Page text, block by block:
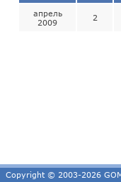
апрель
2009
2
Copyright © 2003-2026